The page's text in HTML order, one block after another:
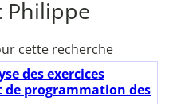
Philippe
cette recherche
des exercices
programmation des